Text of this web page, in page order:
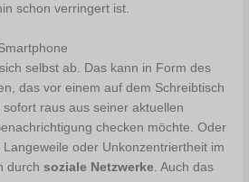
schon verringert ist.
selbst ab. Das kann in Form des
das vor einem auf dem Schreibtisch
raus aus seiner aktuellen
checken möchte. Oder
oder Unkonzentriertheit im
durchsoziale Netzwerke . Auch das